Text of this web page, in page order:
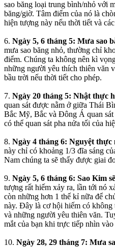
sao băng loại trung bình/nhỏ với
băng/giờ. Tâm điểm của nó là
hiện tượng này nếu thời tiết và
6. Ngày 5, 6 tháng 5: Mưa sao
mưa sao băng nhỏ, thường chỉ
điểm. Chúng ta không nên kì
những người yêu thích thiên văn
bầu trời nếu thời tiết cho phép.
7. Ngày 20 tháng 5: Nhật thực
quan sát được nằm ở giữa Thái
Bắc Mỹ, Bắc và Đông Á quan
có thể quan sát pha nửa tối của
8. Ngày 4 tháng 6: Nguyệt thực
này chỉ có khoảng 1/3 đĩa sáng
Nam chúng ta sẽ thấy được giai
9. Ngày 5, 6 tháng 6: Sao Kim
tượng rất hiếm xảy ra, lần tới nó
còn những hơn 1 thế kỉ nữa để
này. Đây là cơ hội hiếm có không
và những người yêu thiên văn.
mắt của bạn khi trực tiếp nhìn
10. Ngày 28, 29 tháng 7: Mưa